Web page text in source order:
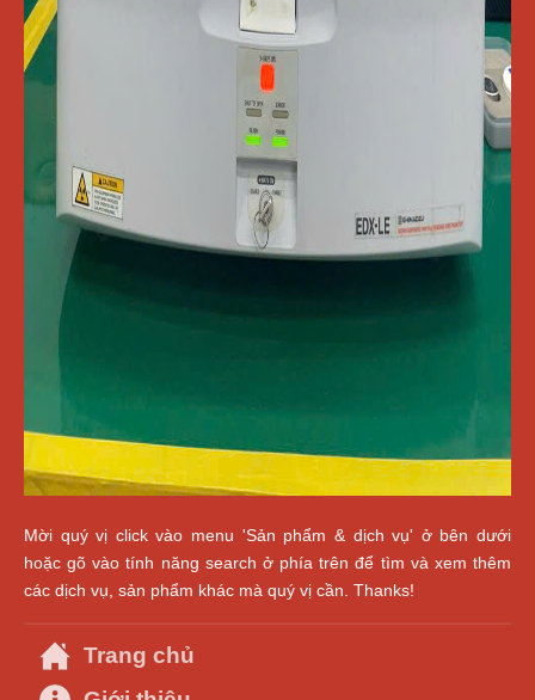
Mời quý vị click vào menu 'Sản phẩm & dịch vụ' ở bên dưới
hoặc gõ vào tính năng search ở phía trên để tìm và xem thêm
các dịch vụ, sản phẩm khác mà quý vị cần. Thanks!
Trang chủ